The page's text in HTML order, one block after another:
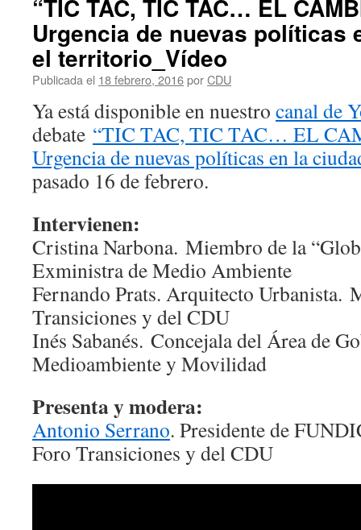
“TIC TAC, TIC TAC… EL
Urgencia de nuevas políticas
el territorio_Vídeo
Publicada el 18 febrero, 2016porCDU
Ya está disponible en nuestro canal de
debate “TIC TAC, TIC TAC… EL
Urgencia de nuevas políticas en la
pasado 16 de febrero.
Intervienen:
Cristina Narbona. Miembro de la
Exministra de Medio Ambiente
Fernando Prats. Arquitecto Urbanista.
Transiciones y del CDU
Inés Sabanés. Concejala del Área de
Medioambiente y Movilidad
Presenta y modera:
Antonio Serrano. Presidente de
Foro Transiciones y del CDU